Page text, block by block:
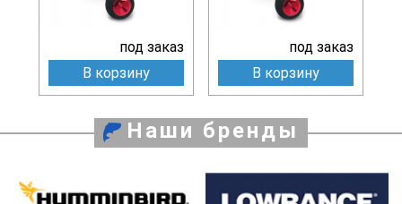
под заказ
В корзину
под заказ
В корзину
Наши бренды